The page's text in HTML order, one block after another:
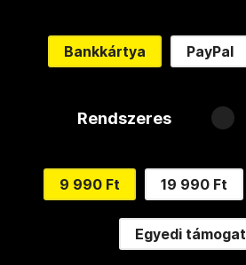
Bankkártya PayPal
Rendszeres
9 990 Ft 19 990 Ft
Egyedi